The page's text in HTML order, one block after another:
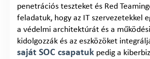
penetrációs teszteket és Red
feladatuk, hogy az IT szervezetekkel
a védelmi architektúrát és a
kidolgozzák és az eszközöket
saját SOC csapatuk pedig a